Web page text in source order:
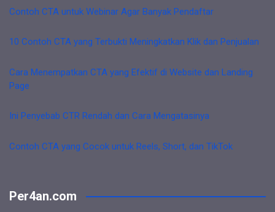
Contoh CTA untuk Webinar Agar Banyak Pendaftar
10 Contoh CTA yang Terbukti Meningkatkan Klik dan Penjualan
Cara Menempatkan CTA yang Efektif di Website dan Landing
Page
Ini Penyebab CTR Rendah dan Cara Mengatasinya
Contoh CTA yang Cocok untuk Reels, Short, dan TikTok
Per4an.com